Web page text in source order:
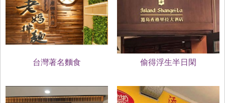
台灣著名麵食 偷得浮生半日閑